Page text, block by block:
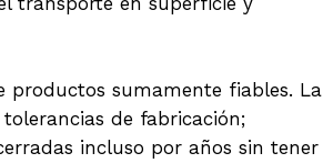
productos sumamente fiables. La
de fabricación;
incluso por años sin tener